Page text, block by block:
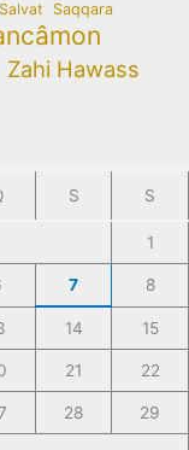
Saqqara
Zahi Hawass
S S
1
7 8
14 15
21 22
28 29